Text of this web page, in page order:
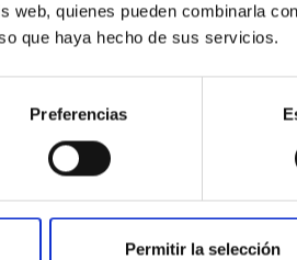
web, quienes pueden combinarla
que haya hecho de sus servicios.
Preferencias
Permitir la selección
Treinta Metros (TMT)
su futura operación y, cuando